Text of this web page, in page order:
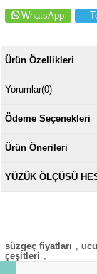
WhatsApp
Ürün Özellikleri
Yorumlar(0)
Ödeme Seçenekleri
Ürün Önerileri
YÜZÜK ÖLÇÜSÜ
süzgeç fiyatları
çeşitleri